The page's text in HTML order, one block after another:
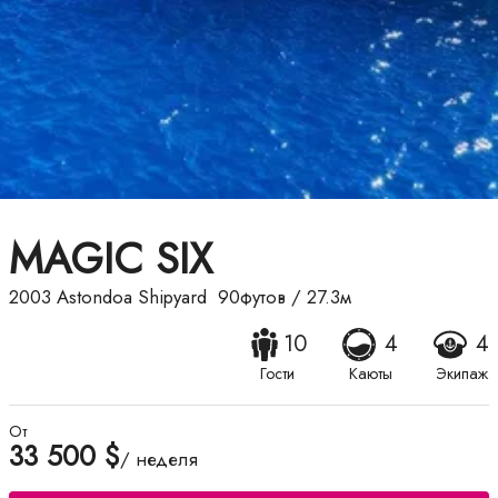
MAGIC SIX
2003 Astondoa Shipyard 90футов / 27.3м
10
Гости
4
Каюты
4
Экипаж
От
33 500 $/ неделя